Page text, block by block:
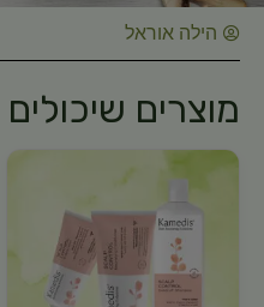
הילה אוראל
מוצרים שיכולים